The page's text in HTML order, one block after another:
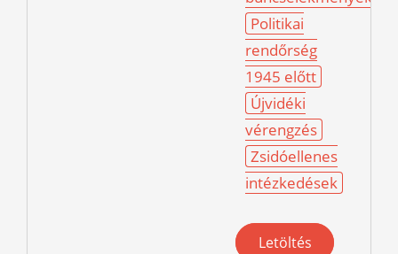
Politikai
rendőrség
1945 előtt
Újvidéki
vérengzés
Zsidóellenes
intézkedések
Letöltés